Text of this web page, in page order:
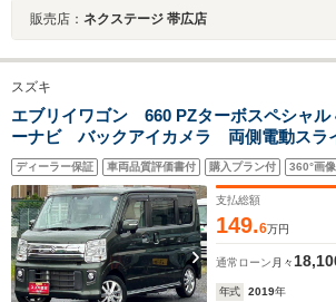
販売店： ネクステージ 帯広店
スズキ
エブリイワゴン 660 PZターボスペシャ
ーナビ バックアイカメラ 両側電動ス
ライブレコーダー ETC2.0 ディスチャー
プ キーレスプッシュスタート 衝突被害
キ 後退時ブレーキサポート シートヒータ
ディーラー保証 車両品質評価書付 購入プラン付 360°画
支払総額
149.6万円
通常ローン 月々
年式 2019年